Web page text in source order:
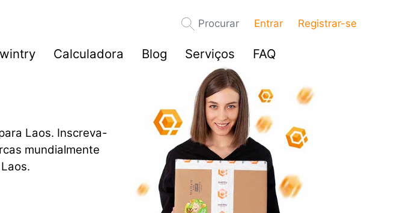
Procurar Entrar Registrar-se
Calculadora Blog Serviços FAQ
Laos. Inscreva-
mundialmente